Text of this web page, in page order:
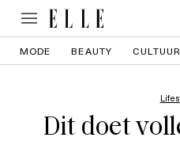
MODE BEAUTY CULTUUR
Dit doet